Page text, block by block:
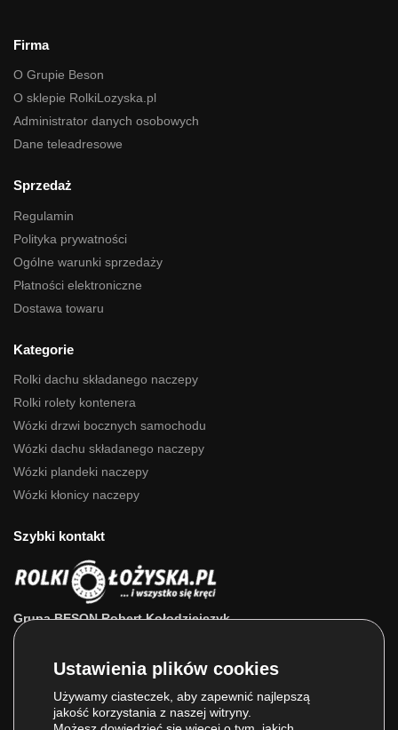
Firma
O Grupie Beson
O sklepie RolkiLozyska.pl
Administrator danych osobowych
Dane teleadresowe
Sprzedaż
Regulamin
Polityka prywatności
Ogólne warunki sprzedaży
Płatności elektroniczne
Dostawa towaru
Kategorie
Rolki dachu składanego naczepy
Rolki rolety kontenera
Wózki drzwi bocznych samochodu
Wózki dachu składanego naczepy
Wózki plandeki naczepy
Wózki kłonicy naczepy
Szybki kontakt
Grupa BESON Robert Kołodziejczyk
ul. Powstańców Wlkp. 63a
E-mail:sklep@rolkilozyska.pl
Używamy ciasteczek, aby zapewnić najlepszą
jakość korzystania z naszej witryny.